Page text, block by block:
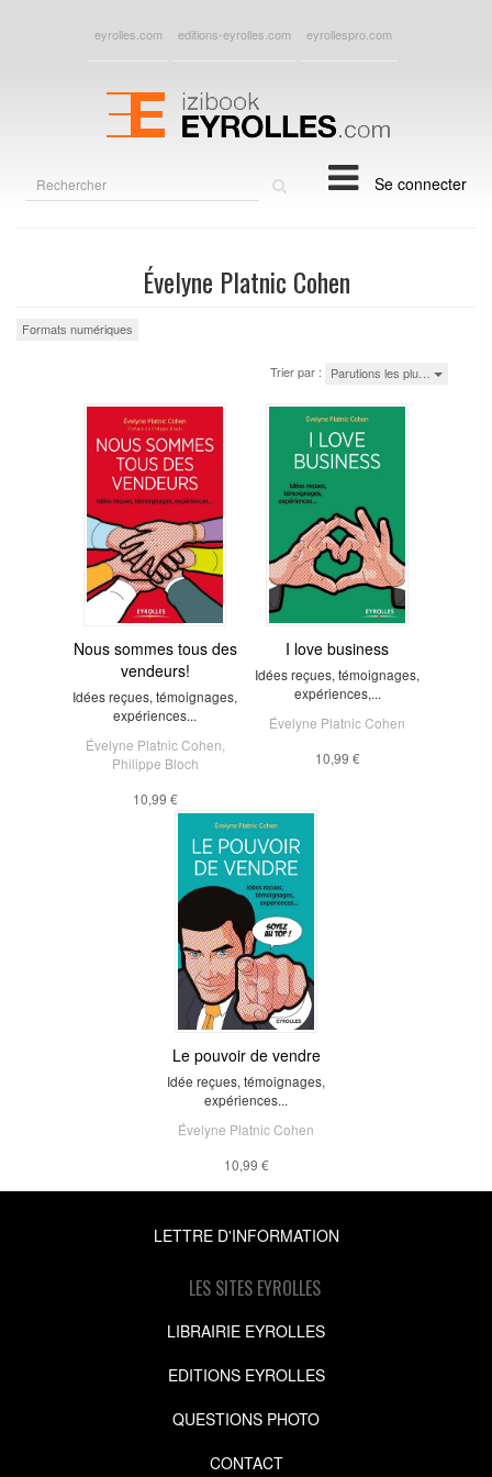
eyrolles.com editions-eyrolles.com eyrollespro.com
Se connecter
Évelyne Platnic Cohen
Formats numériques
Trier par : Parutions les plu…
Nous sommes tous des
vendeurs!
Idées reçues, témoignages,
expériences...
Évelyne Platnic Cohen
Philippe Bloch
10,99 €
I love business
Idées reçues, témoignages,
expériences,...
Évelyne Platnic Cohen
10,99 €
Le pouvoir de vendre
Idée reçues, témoignages,
expériences...
Évelyne Platnic Cohen
10,99 €
LETTRE D'INFORMATION
LES SITES EYROLLES
LIBRAIRIE EYROLLES
EDITIONS EYROLLES
QUESTIONS PHOTO
CONTACT